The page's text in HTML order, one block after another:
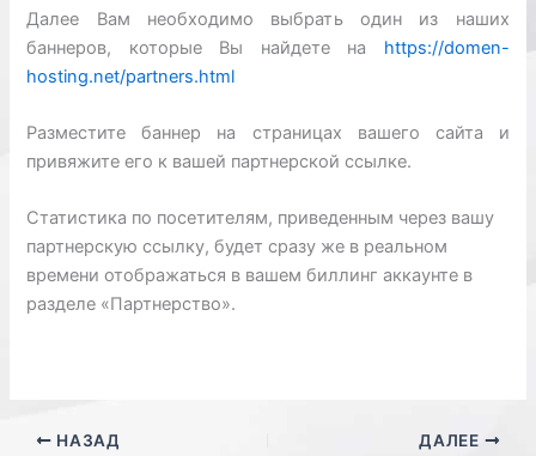
Далее Вам необходимо выбрать один из наших
баннеров, которые Вы найдете на https://domen-
hosting.net/partners.html
Разместите баннер на страницах вашего сайта и
привяжите его к вашей партнерской ссылке.
Статистика по посетителям, приведенным через вашу
партнерскую ссылку, будет сразу же в реальном
времени отображаться в вашем биллинг аккаунте в
разделе «Партнерство».
НАЗАД ДАЛЕЕ